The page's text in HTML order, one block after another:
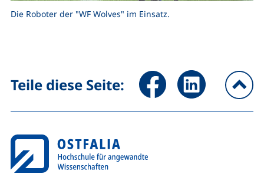
Die Roboter der "WF Wolves" im Einsatz.
Teile diese Seite: Seite über Facebook teilen
Seite über